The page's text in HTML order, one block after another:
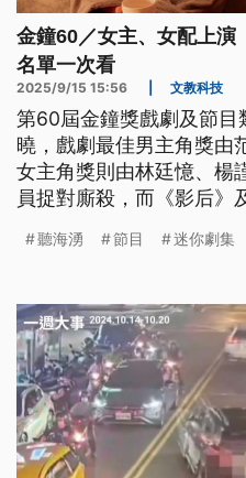
金鐘60／女主、女配上演
名單一次看
2025/9/15 15:56 文教科技
第60屆金鐘獎戲劇及節目
曉，戲劇最佳男主角獎由
女主角獎則由林廷憶、楊
員捉對廝殺，而《影后》
項都同時入圍3人；綜藝
聽海湧 節目 迷你劇集